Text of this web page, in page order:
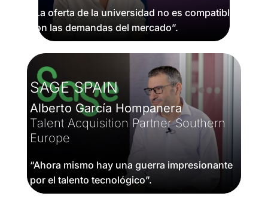
“La oferta de la universidad no es compatible
con las demandas del mercado”.
SAGE SPAIN
Alberto García Hompanera
Talent Acquisition Partner Southern
Europe
“Ahora mismo hay una guerra impresionante
por el talento tecnológico”.